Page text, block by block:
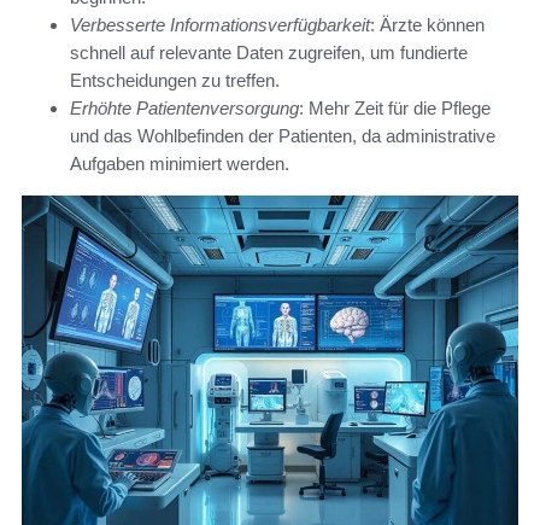
Verbesserte Informationsverfügbarkeit: Ärzte können
schnell auf relevante Daten zugreifen, um fundierte
Entscheidungen zu treffen.
Erhöhte Patientenversorgung: Mehr Zeit für die Pflege
und das Wohlbefinden der Patienten, da administrative
Aufgaben minimiert werden.